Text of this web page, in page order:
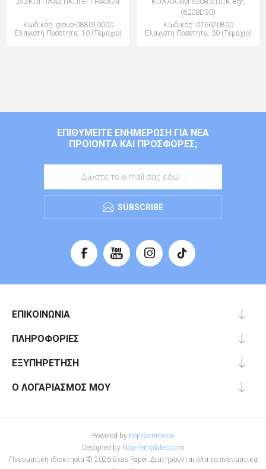
Κωδικός: group-088010000
Ελάχιστη Ποσότητα: 10 (Τεμάχιο)
(6208D30)
Κωδικός: 076620800
Ελάχιστη Ποσότητα: 30 (Τεμάχιο)
ΕΠΙΘΥΜΕΊΤΕ ΕΝΗΜΈΡΩΣΗ ΓΙΑ ΝΈΑ
ΠΡΟΙΌΝΤΑ ΚΑΙ ΠΡΟΣΦΟΡΈΣ;
SUBSCRIBE
ΕΠΙΚΟΙΝΩΝΊΑ
ΠΛΗΡΟΦΟΡΊΕΣ
ΕΞΥΠΗΡΈΤΗΣΗ
Ο ΛΟΓΑΡΙΑΣΜΌΣ ΜΟΥ
Powered by nopCommerce
Designed by Nop-Templates.com
Πνευματική ιδιοκτησία © 2026 Exas Paper. Διατηρούνται όλα τα πνευματικά